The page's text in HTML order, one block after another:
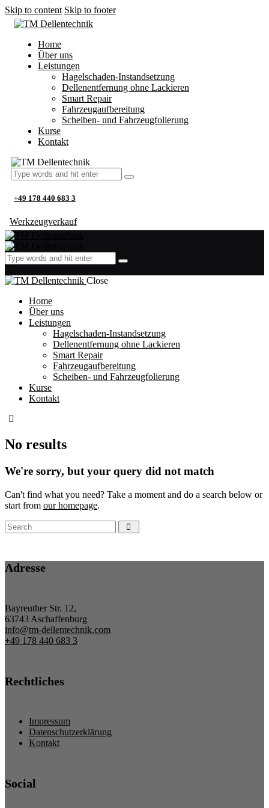
Skip to content Skip to footer
Home
Über uns
Leistungen
Hagelschaden-Instandsetzung
Dellenentfernung ohne Lackieren
Smart Repair
Fahrzeugaufbereitung
Scheiben- und Fahrzeugfolierung
Kurse
Kontakt
+49 178 440 683 3
Werkzeugverkauf
Close
Home
Über uns
Leistungen
Hagelschaden-Instandsetzung
Dellenentfernung ohne Lackieren
Smart Repair
Fahrzeugaufbereitung
Scheiben- und Fahrzeugfolierung
Kurse
Kontakt
No results
We're sorry, but your query did not match
Can't find what you need? Take a moment and do a search below or
start from our homepage.
Adresse
Bayreuther Str. 12,
63743 Aschaffenburg
info@tm-dellentechnik.com
+49 178 440 683 3
Rechtliches
Impressum
Datenschutzerklärung
Kontakt
Social